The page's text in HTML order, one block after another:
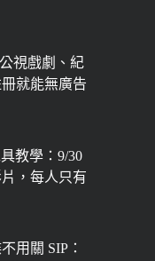
視戲劇、紀
就能無廣告
教學：9/30
，每人只有
用關 SIP：